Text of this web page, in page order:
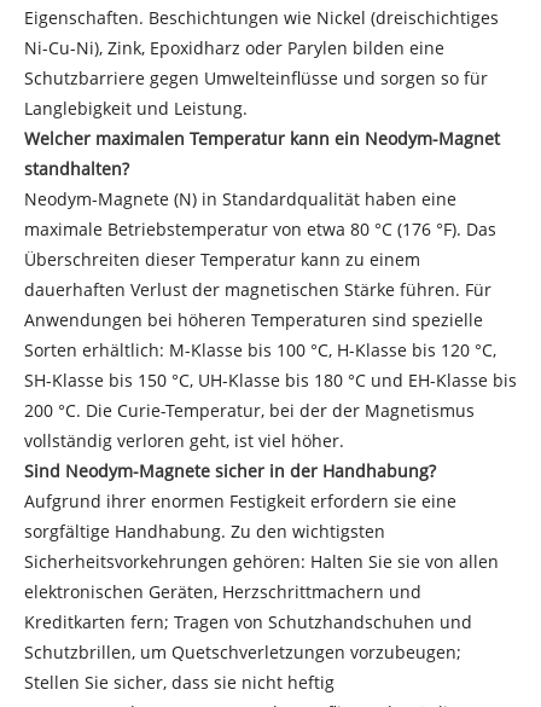
Eigenschaften. Beschichtungen wie Nickel (dreischichtiges
Ni-Cu-Ni), Zink, Epoxidharz oder Parylen bilden eine
Schutzbarriere gegen Umwelteinflüsse und sorgen so für
Langlebigkeit und Leistung.
Welcher maximalen Temperatur kann ein Neodym-Magnet
standhalten?
Neodym-Magnete (N) in Standardqualität haben eine
maximale Betriebstemperatur von etwa 80 °C (176 °F). Das
Überschreiten dieser Temperatur kann zu einem
dauerhaften Verlust der magnetischen Stärke führen. Für
Anwendungen bei höheren Temperaturen sind spezielle
Sorten erhältlich: M-Klasse bis 100 °C, H-Klasse bis 120 °C,
SH-Klasse bis 150 °C, UH-Klasse bis 180 °C und EH-Klasse bis
200 °C. Die Curie-Temperatur, bei der der Magnetismus
vollständig verloren geht, ist viel höher.
Sind Neodym-Magnete sicher in der Handhabung?
Aufgrund ihrer enormen Festigkeit erfordern sie eine
sorgfältige Handhabung. Zu den wichtigsten
Sicherheitsvorkehrungen gehören: Halten Sie sie von allen
elektronischen Geräten, Herzschrittmachern und
Kreditkarten fern; Tragen von Schutzhandschuhen und
Schutzbrillen, um Quetschverletzungen vorzubeugen;
Stellen Sie sicher, dass sie nicht heftig